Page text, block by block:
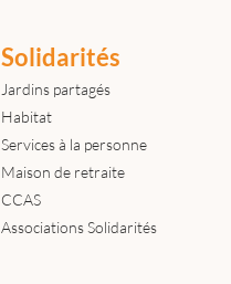
Solidarités
Jardins partagés
Habitat
Services à la personne
Maison de retraite
CCAS
Associations Solidarités